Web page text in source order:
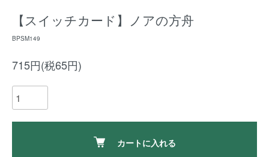
【スイッチカード】ノアの方舟
BPSM149
715円(税65円)
カートに入れる